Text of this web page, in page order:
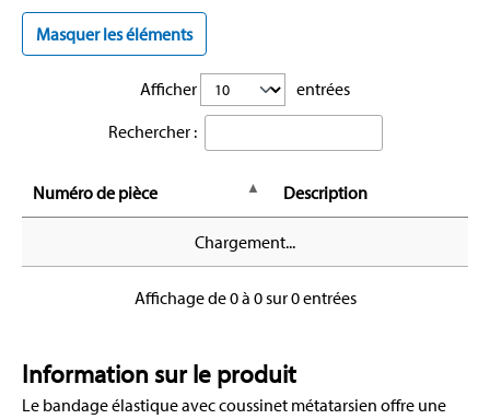
Masquer les éléments
Afficher
entrées
Rechercher :
Numéro de pièce Description
Chargement...
Affichage de 0 à 0 sur 0 entrées
Information sur le produit
Le bandage élastique avec coussinet métatarsien offre une